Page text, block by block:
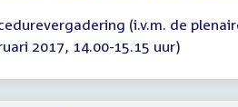
(i.v.m. de
2017, 14.00-15.15 uur)